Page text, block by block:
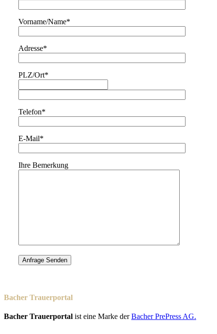
Vorname/Name*
Adresse*
PLZ/Ort*
Telefon*
E-Mail*
Ihre Bemerkung
Bacher Trauerportal
Bacher Trauerportal ist eine Marke derBacher PrePress AG.